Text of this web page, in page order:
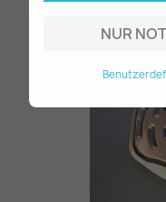
NUR